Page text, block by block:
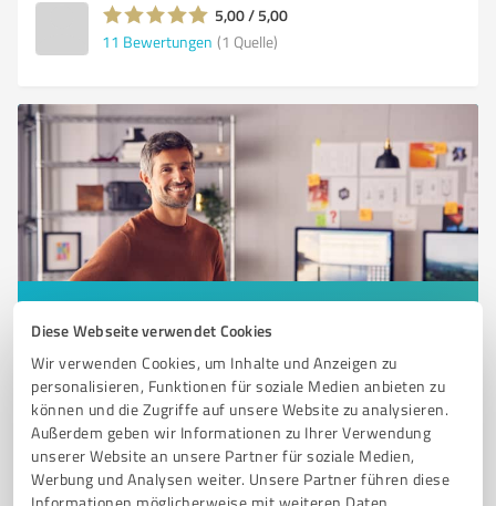
Diese Webseite verwendet Cookies
Wir verwenden Cookies, um Inhalte und Anzeigen zu
personalisieren, Funktionen für soziale Medien anbieten zu
können und die Zugriffe auf unsere Website zu analysieren.
Außerdem geben wir Informationen zu Ihrer Verwendung
unserer Website an unsere Partner für soziale Medien,
Werbung und Analysen weiter. Unsere Partner führen diese
5,00 / 5,00
11 Bewertungen (1 Quelle)
Sie möchten auch hier gelistet werden?
Registrieren Sie sich jetzt und werden Sie ein von
Kunden empfohlener ProvenExpert!
6 Coaching